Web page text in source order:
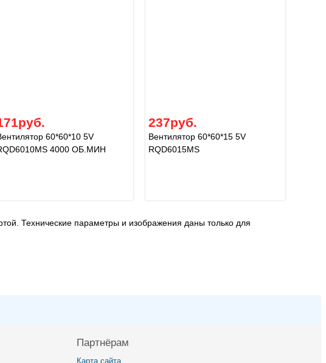
60*60*10 5V
4000 ОБ.МИН
237руб.
Вентилятор 60*60*15 5V
RQD6015MS
Технические параметры и изображения даны только для
Партнёрам
Карта сайта